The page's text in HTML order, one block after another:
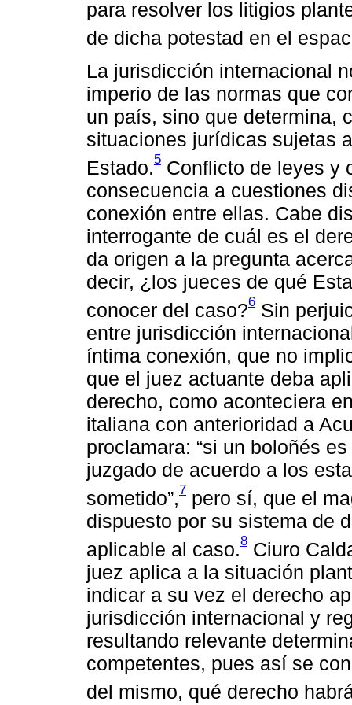
para resolver los litigios
de dicha potestad en el
La jurisdicción internacional
imperio de las normas que
un país, sino que determina,
situaciones jurídicas sujetas
Estado.5 Conflicto de leyes y
consecuencia a cuestiones
conexión entre ellas. Cabe
interrogante de cuál es el
da origen a la pregunta
decir, ¿los jueces de qué
conocer del caso?6 Sin
entre jurisdicción
íntima conexión, que no
que el juez actuante deba
derecho, como aconteciera
italiana con anterioridad a
proclamara: “si un boloñés
juzgado de acuerdo a los
sometido”,7 pero sí, que el
dispuesto por su sistema de
aplicable al caso.8 Ciuro
juez aplica a la situación
indicar a su vez el derecho
jurisdicción internacional y
resultando relevante
competentes, pues así se
del mismo, qué derecho